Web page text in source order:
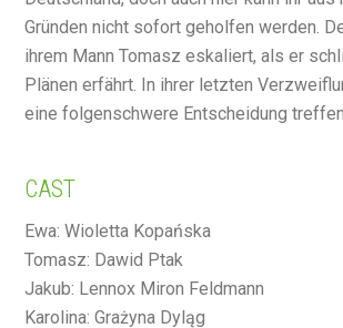
Gründen nicht sofort geholfen werden.
ihrem Mann Tomasz eskaliert, als er
Plänen erfährt. In ihrer letzten
eine folgenschwere Entscheidung
CAST
Ewa: Wioletta Kopańska
Tomasz: Dawid Ptak
Jakub: Lennox Miron Feldmann
Karolina: Grażyna Dyląg